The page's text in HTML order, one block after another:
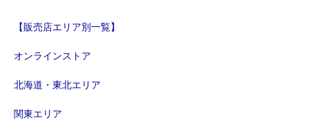
【販売店エリア別一覧】
オンラインストア
北海道・東北エリア
関東エリア